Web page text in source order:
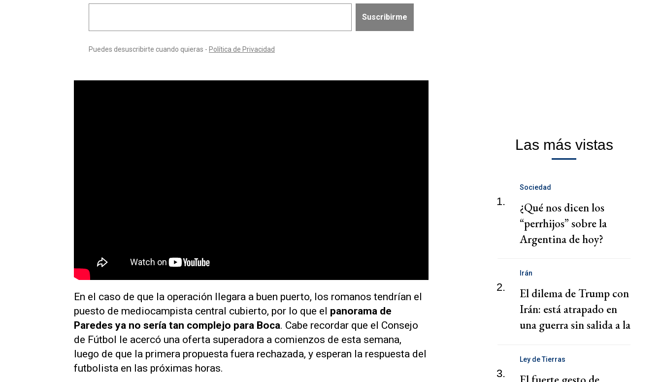
En el caso de que la operación llegara a buen puerto, los romanos tendrían el
puesto de mediocampista central cubierto, por lo que el panorama de
Paredes ya no sería tan complejo para Boca. Cabe recordar que el Consejo
de Fútbol le acercó una oferta superadora a comienzos de esta semana,
luego de que la primera propuesta fuera rechazada, y esperan la respuesta del
futbolista en las próximas horas.
Las más vistas
1.
Sociedad
¿Qué nos dicen los
“perrhijos” sobre la
Argentina de hoy?
2.
Irán
El dilema de Trump con
Irán: está atrapado en
una guerra sin salida a la
3.
Ley de Tierras